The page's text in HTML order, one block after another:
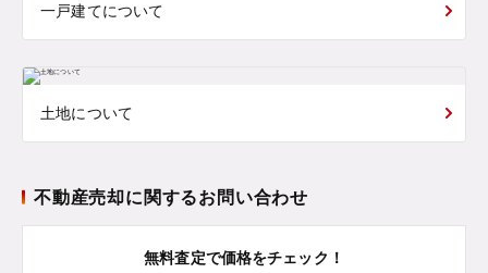
一戸建てについて
土地について
不動産売却に関するお問い合わせ
無料査定で価格をチェック！